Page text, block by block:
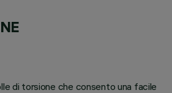
di torsione che consento una facile